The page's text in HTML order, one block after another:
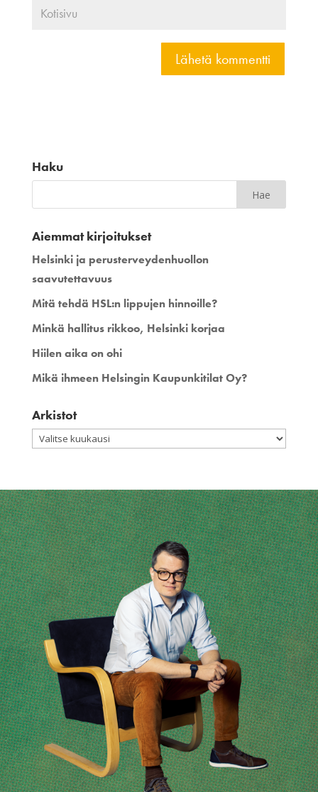
Haku
Aiemmat kirjoitukset
Helsinki ja perusterveydenhuollon
saavutettavuus
Mitä tehdä HSL:n lippujen hinnoille?
Minkä hallitus rikkoo, Helsinki korjaa
Hiilen aika on ohi
Mikä ihmeen Helsingin Kaupunkitilat Oy?
Arkistot
Arkistot